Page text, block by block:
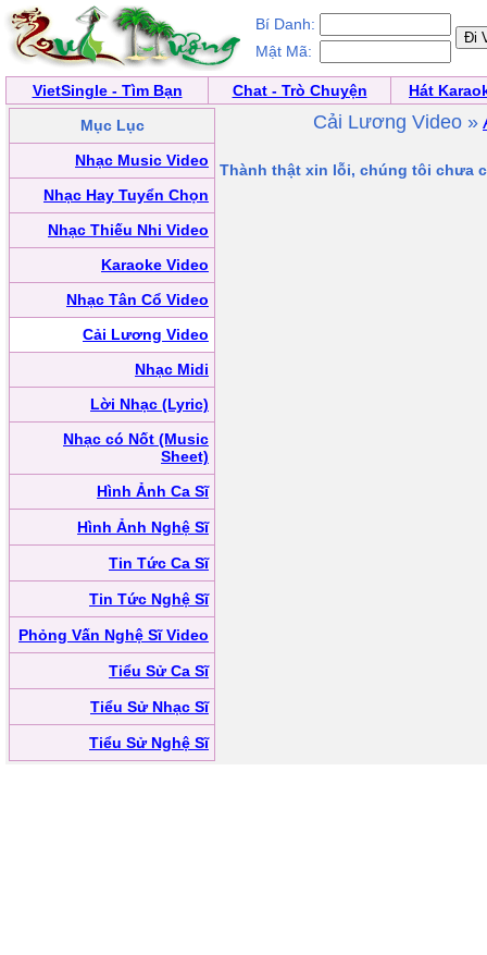
Bí Danh:
Mật Mã:
VietSingle - Tìm Bạn Chat - Trò Chuyện
Hát
Mục Lục
Nhạc Music Video
Nhạc Hay Tuyển Chọn
Nhạc Thiếu Nhi Video
Karaoke Video
Nhạc Tân Cổ Video
Cải Lương Video
Nhạc Midi
Lời Nhạc (Lyric)
Nhạc có Nốt (Music
Sheet)
Hình Ảnh Ca Sĩ
Hình Ảnh Nghệ Sĩ
Tin Tức Ca Sĩ
Tin Tức Nghệ Sĩ
Phỏng Vấn Nghệ Sĩ Video
Tiểu Sử Ca Sĩ
Tiểu Sử Nhạc Sĩ
Tiểu Sử Nghệ Sĩ
Cải Lương Video »
Thành thật xin lỗi, chúng tôi chưa